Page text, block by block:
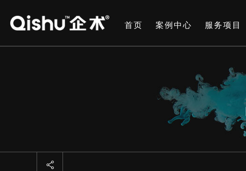
首页 案例中心 服务项目